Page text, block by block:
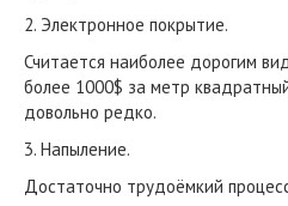
2. Электронное покрытие.
Считается наиболее дорогим
более 1000$ за метр
довольно редко.
3. Напыление.
Достаточно трудоёмкий